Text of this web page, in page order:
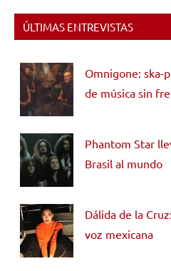
ÚLTIMAS ENTREVISTAS
Omnigone: ska-
de música sin
Phantom Star
Brasil al mundo
Dálida de la
voz mexicana